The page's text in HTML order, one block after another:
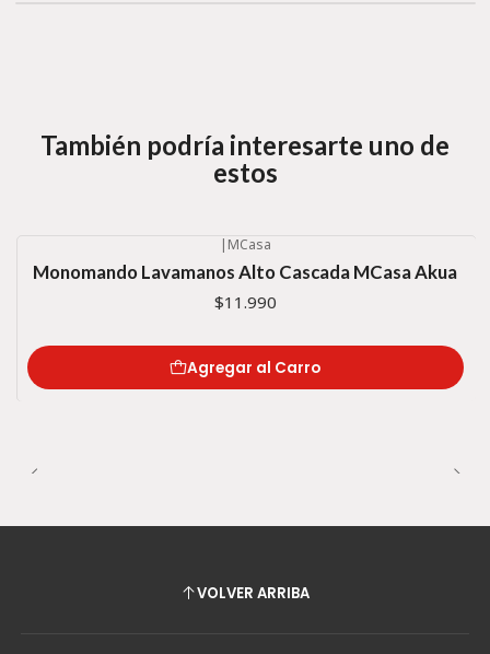
También podría interesarte uno de
estos
| MCasa
Monomando Lavamanos Alto Cascada MCasa Akua
$11.990
Agregar al Carro
VOLVER ARRIBA